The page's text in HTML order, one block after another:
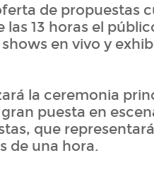
de propuestas
las 13 horas el
en vivo y
la ceremonia
puesta en
que
de una hora.